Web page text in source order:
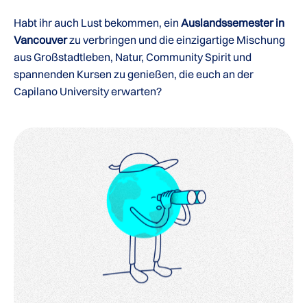
Habt ihr auch Lust bekommen, ein Auslandssemester in
Vancouverzu verbringen und die einzigartige Mischung
aus Großstadtleben, Natur, Community Spirit und
spannenden Kursen zu genießen, die euch an der
Capilano University erwarten?